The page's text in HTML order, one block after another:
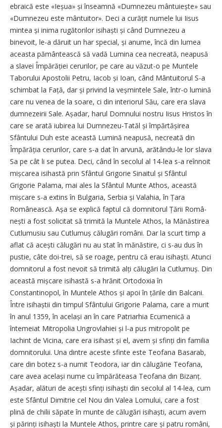
ebraică este «Ieșua» și înseamnă «Dumnezeu mântuiește» sau
«Dumnezeu este mântuitor». Deci a curățit numele lui Iisus
mintea și inima rugătorilor isihaști și când Dumnezeu a
binevoit, le-a dăruit un har special, și anume, încă din lumea
aceasta pământească să vadă Lumina cea ­necreată, neapusă
a slavei Împă­răției cerurilor, pe care au văzut-o pe Muntele
Taborului Apostolii Petru, Iacob și Ioan, când Mântuitorul S-a
schimbat la Față, dar și privind la veșmintele Sale, într-o lumină
care nu venea de la soare, ci din interiorul Său, care era slava
dumnezeirii Sale. Așadar, harul Domnului nostru Iisus Hristos în
care se arată iubirea lui Dumnezeu-Tatăl și împărtășirea
Sfântului Duh este această Lumină neapusă, necreată din
Împărăția cerurilor, care s-a dat în arvună, arătându-le lor slava
Sa pe cât li se putea. Deci, când în secolul al 14-lea s-a reînnoit
mișcarea isihastă prin Sfântul Grigorie Sinaitul și Sfântul
Grigorie Palama, mai ales la Sfântul Munte Athos, această
mișcare s-a extins în Bulgaria, Serbia și Valahia, în Țara
Românească. Așa se explică faptul că domnitorul Țării Româ­
nești a fost solicitat să trimită la Muntele Athos, la Mănăstirea
Cu­tlumusiu sau Cutlumuș călugări români. Dar la scurt timp a
aflat că acești călugări nu au stat în mănăstire, ci s-au dus în
pustie, câte doi-trei, să se roage, pentru că erau isihaști. Atunci
domnitorul a fost nevoit să trimită alți călugări la Cutlumuș. Din
această mișcare isihastă s-a hrănit Ortodoxia în
Constantinopol, în Muntele Athos și apoi în țările din Balcani.
Între isihaștii din timpul Sfântului Grigorie Palama, care a murit
în anul 1359, în același an în care Patriarhia Ecumenică a
întemeiat Mitropolia Ungrovlahiei și l-a pus mitropolit pe
Iachint de Vicina, care era isihast și el, avem și sfinți din familia
domnitorului. Una dintre aceste sfinte este Teofana Basarab,
care din botez s-a numit Teodora, iar din călugărie Teofana,
care avea același nume cu împărăteasa Teofana din Bizanț.
Așadar, alături de acești sfinți isihaști din secolul al 14-lea, cum
este Sfântul Dimitrie cel Nou din Valea Lomului, care a fost
plină de chilii săpate în munte de călugări isihaști, acum avem
și părinți isihaști la Muntele Athos, printre care și patru români,